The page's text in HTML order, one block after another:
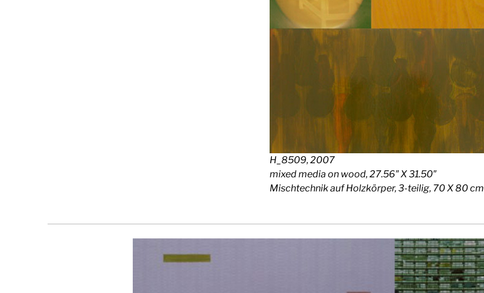
H_8509, 2007
mixed media on wood, 27.56″ X 31.50″
Mischtechnik auf Holzkörper, 3-teilig, 70 X 80 cm